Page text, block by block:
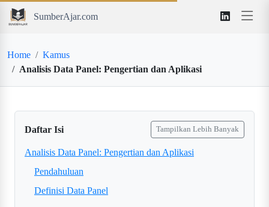
SumberAjar.com
Home
Kamus
Analisis Data Panel: Pengertian dan Aplikasi
Daftar Isi Tampilkan Lebih Banyak
Analisis Data Panel: Pengertian dan Aplikasi
Pendahuluan
Definisi Data Panel